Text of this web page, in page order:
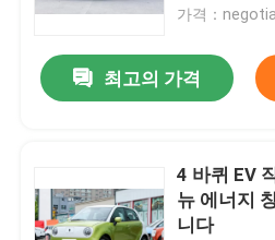
제품 소개
가격：
최고의 가격
4 바퀴 EV
뉴 에너지
니다